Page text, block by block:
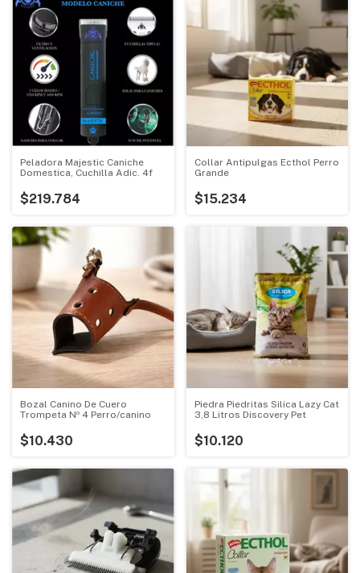
Peladora Majestic Caniche
Domestica, Cuchilla Adic. 4f
$219.784
Collar Antipulgas Ecthol Perro
Grande
$15.234
Bozal Canino De Cuero
Trompeta Nº 4 Perro/canino
$10.430
Piedra Piedritas Silica Lazy Cat
3,8 Litros Discovery Pet
$10.120